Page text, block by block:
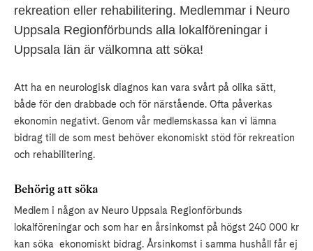
rekreation eller rehabilitering. Medlemmar i Neuro
Uppsala Regionförbunds alla lokalföreningar i
Uppsala län är välkomna att söka!
Att ha en neurologisk diagnos kan vara svårt på olika sätt,
både för den drabbade och för närstående. Ofta påverkas
ekonomin negativt. Genom vår medlemskassa kan vi lämna
bidrag till de som mest behöver ekonomiskt stöd för rekreation
och rehabilitering.
Behörig att söka
Medlem i någon av Neuro Uppsala Regionförbunds
lokalföreningar och som har en årsinkomst på högst 240 000 kr
kan söka ekonomiskt bidrag. Årsinkomst i samma hushåll får ej